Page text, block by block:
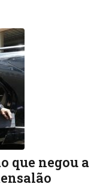
que negou a